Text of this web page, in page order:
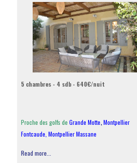
5 chambres - 4 sdb - 640€/nuit
Proche des golfs de Grande Motte,Montpellier
Fontcaude Montpellier Massane
Read more...